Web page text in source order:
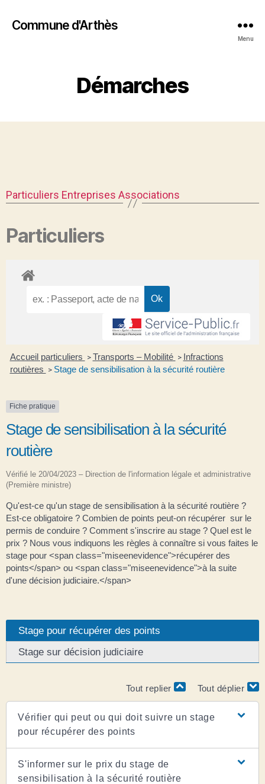
Commune d'Arthès
Menu
Démarches
Particuliers Entreprises Associations
Particuliers
Accueil particuliers > Transports – Mobilité > Infractions
routières > Stage de sensibilisation à la sécurité routière
Fiche pratique
Stage de sensibilisation à la sécurité
routière
Vérifié le 20/04/2023 – Direction de l'information légale et administrative
(Première ministre)
Qu'est-ce qu'un stage de sensibilisation à la sécurité routière ?
Est-ce obligatoire ? Combien de points peut-on récupérer sur le
permis de conduire ? Comment s'inscrire au stage ? Quel est le
prix ? Nous vous indiquons les règles à connaître si vous faites le
stage pour <span class="miseenevidence">récupérer des
points</span> ou <span class="miseenevidence">à la suite
d'une décision judiciaire.</span>
Stage pour récupérer des points
Stage sur décision judiciaire
Tout replier Tout déplier
Vérifier qui peut ou qui doit suivre un stage
pour récupérer des points
S'informer sur le prix du stage de
sensibilisation à la sécurité routière